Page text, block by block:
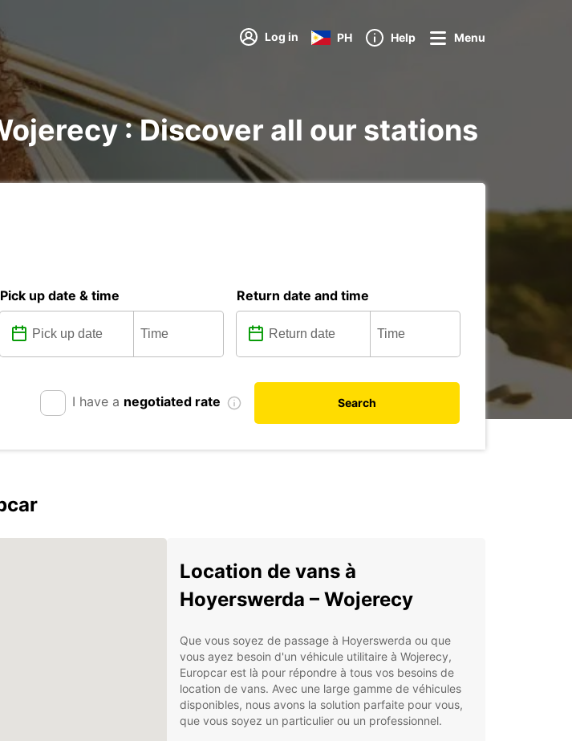
Log in PH Help Menu
: Discover all our stations
Pick up date & time Return date and time
I have a negotiated rate Search
Location de vans à
Hoyerswerda – Wojerecy
Que vous soyez de passage à Hoyerswerda ou que
vous ayez besoin d'un véhicule utilitaire à Wojerecy,
Europcar est là pour répondre à tous vos besoins de
location de vans. Avec une large gamme de véhicules
disponibles, nous avons la solution parfaite pour vous,
que vous soyez un particulier ou un professionnel.